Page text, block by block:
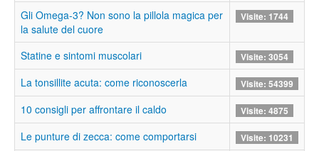
Gli Omega-3? Non sono la pillola magica per
la salute del cuore
Visite: 1744
Statine e sintomi muscolari Visite: 3054
La tonsillite acuta: come riconoscerla Visite: 54399
10 consigli per affrontare il caldo Visite: 4875
Le punture di zecca: come comportarsi Visite: 10231